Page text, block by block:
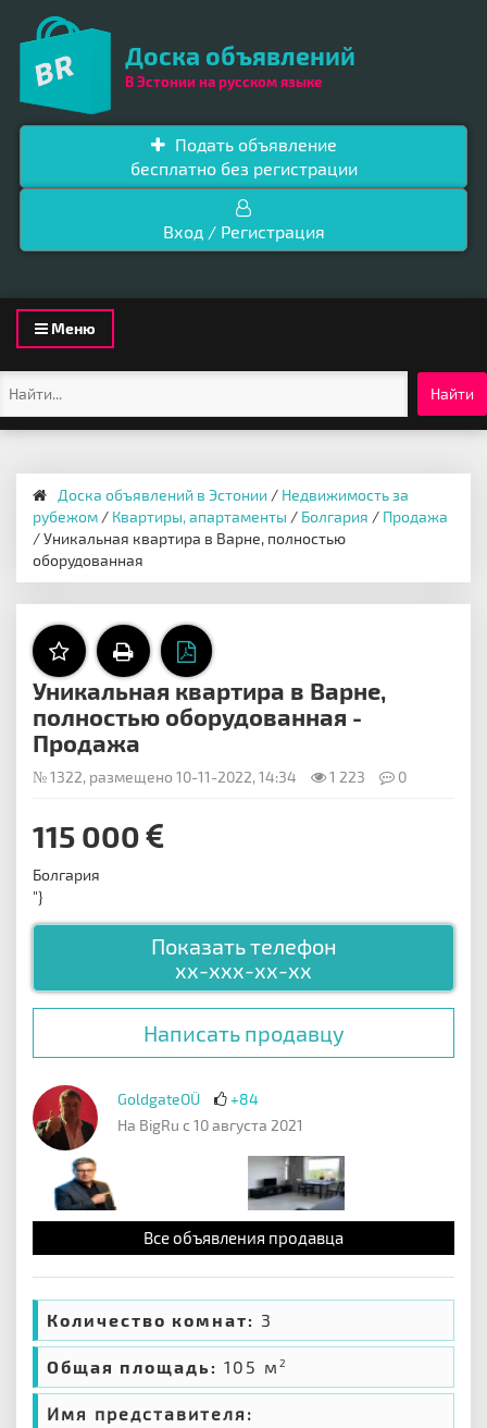
Доска объявлений
В Эстонии на русском языке
Подать объявление
бесплатно без регистрации
Вход / Регистрация
Toggle
navigation
Меню
Найти
Доска объявлений в Эстонии / Недвижимость за
рубежом / Квартиры, апартаменты / Болгария / Продажа
/ Уникальная квартира в Варне, полностью
оборудованная
Уникальная квартира в Варне,
полностью оборудованная -
Продажа
№ 1322, размещено 10-11-2022, 14:34 1 223 0
115 000
Болгария
"}
Показать телефон
xx-xxx-xx-xx
Написать продавцу
GoldgateOÜ
+84
На BigRu с 10 августа 2021
Все объявления продавца
Количество комнат: 3
Общая площадь: 105 м 2
Имя представителя: